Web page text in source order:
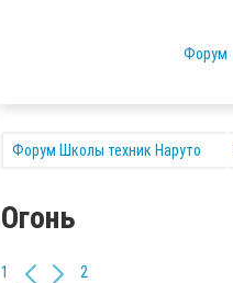
Форум
Форум Школы техник Наруто
Огонь
1 2